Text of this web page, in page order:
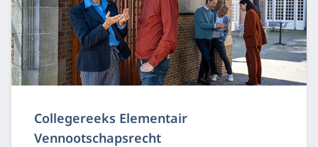
Collegereeks Elementair
Vennootschapsrecht